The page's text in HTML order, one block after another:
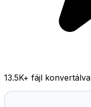
13.5K+ fájl konvertálva